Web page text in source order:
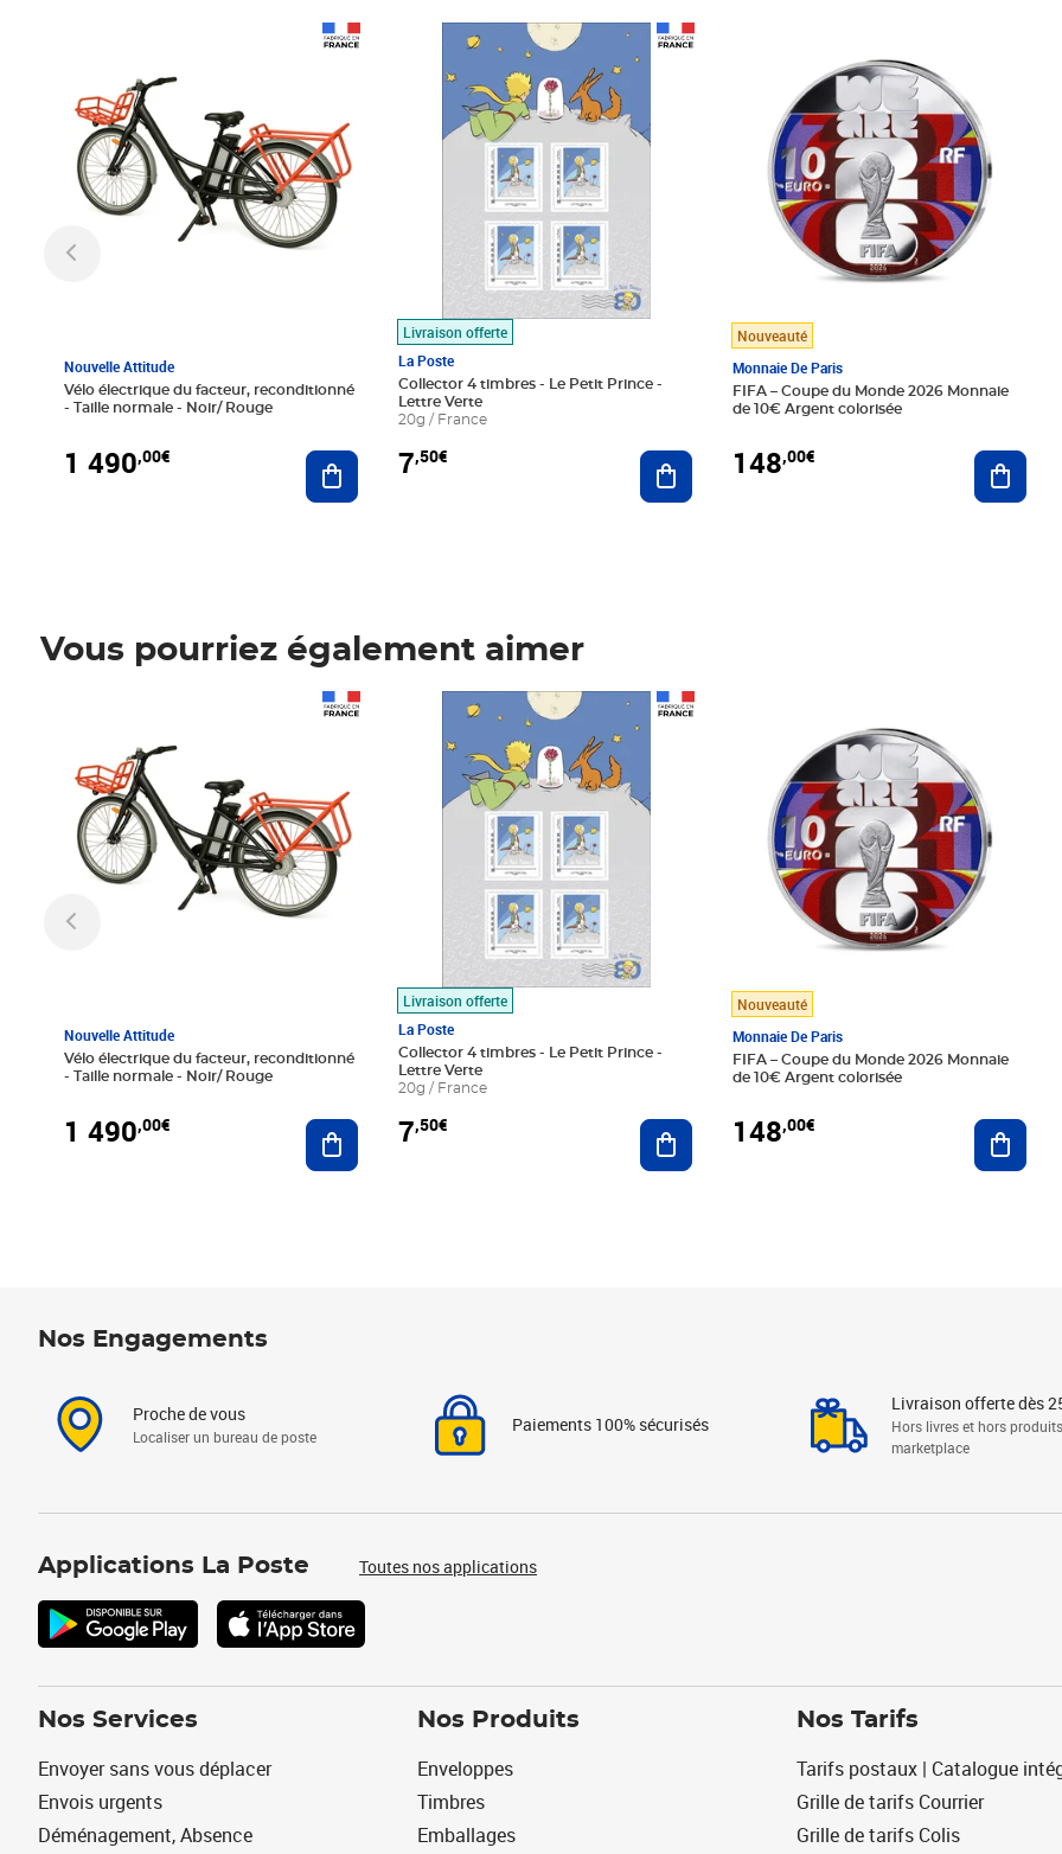
Nouvelle Attitude
Vélo électrique du facteur, reconditionné
- Taille normale - Noir/ Rouge
1 490,00€ Ajouter au panier
Livraison offerte
La Poste
Collector 4 timbres - Le Petit Prince -
Lettre Verte
20g / France
7,50€
Prix 7,50€
Ajouter au panier
Nouveauté
Monnaie De Paris
FIFA – Coupe du Monde 2026 Monnaie
de 10€ Argent colorisée
148,00€
Vous pourriez également aimer
Nouvelle Attitude
Vélo électrique du facteur, reconditionné
- Taille normale - Noir/ Rouge
1 490,00€ Ajouter au panier
Livraison offerte
La Poste
Collector 4 timbres - Le Petit Prince -
Lettre Verte
20g / France
7,50€
Prix 7,50€
Ajouter au panier
Nouveauté
Monnaie De Paris
FIFA – Coupe du Monde 2026 Monnaie
de 10€ Argent colorisée
148,00€
Nos Engagements
Proche de vous
Localiser un bureau de poste
Paiements 100% sécurisés
Livraison offerte dès
Hors livres et hors produits
marketplace
Applications La Poste Toutes nos applications
Nos Services
Envoyer sans vous déplacer
Envois urgents
Déménagement, Absence
Nos Produits
Enveloppes
Timbres
Emballages
Nos Tarifs
Tarifs postaux | Catalogue
Grille de tarifs Courrier
Grille de tarifs Colis